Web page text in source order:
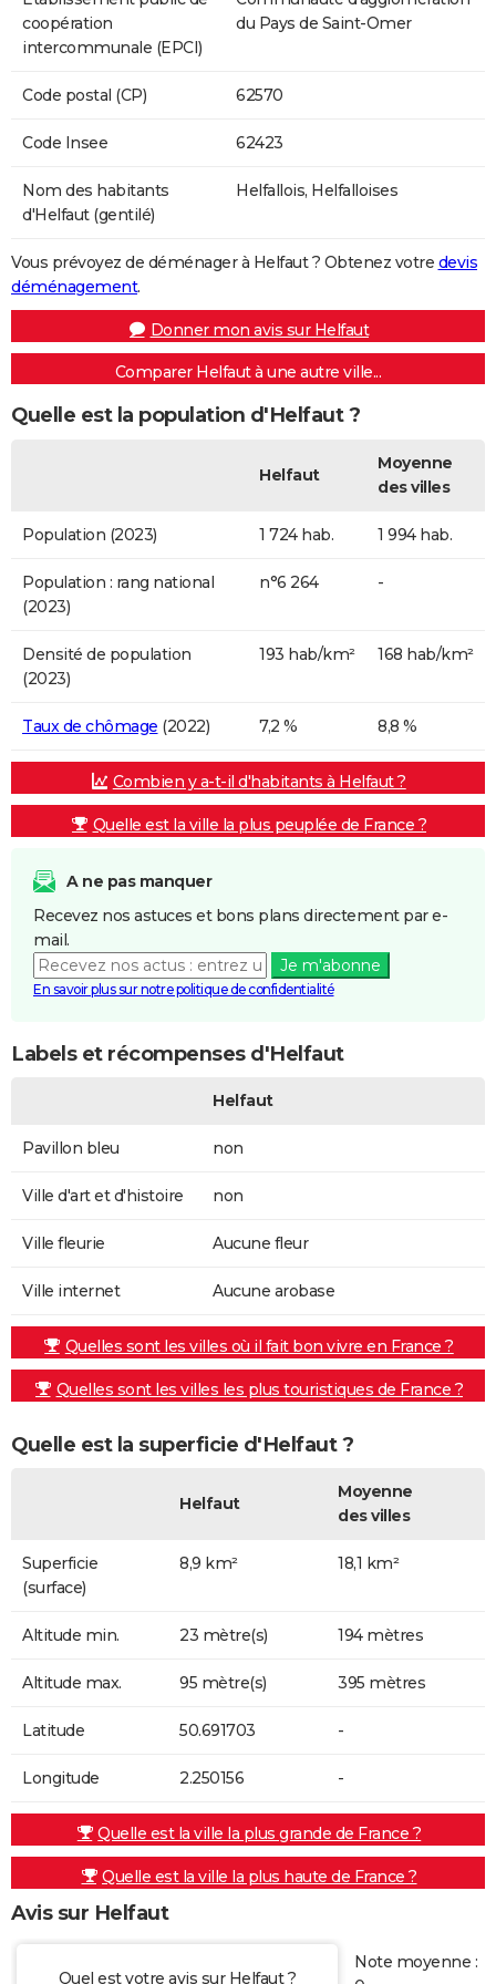
coopération
intercommunale (EPCI)
du Pays de Saint-Omer
Code postal (CP) 62570
Code Insee 62423
Nom des habitants
d'Helfaut (gentilé)
Helfallois, Helfalloises
Vous prévoyez de déménager à Helfaut ? Obtenez votre devis
déménagement.
Donner mon avis sur Helfaut
Comparer Helfaut à une autre ville...
Quelle est la population d'Helfaut ?
Helfaut
Moyenne
des villes
Population (2023) 1 724 hab. 1 994 hab.
Population : rang national
(2023)
n°6 264 -
Densité de population
(2023)
193 hab/km² 168 hab/km²
Taux de chômage (2022) 7,2 % 8,8 %
Combien y a-t-il d'habitants à Helfaut ?
Quelle est la ville la plus peuplée de France ?
A ne pas manquer
Recevez nos astuces et bons plans directement par e-
mail.
Je m'abonne
En savoir plus sur notre politique de confidentialité
Labels et récompenses d'Helfaut
Helfaut
Pavillon bleu non
Ville d'art et d'histoire non
Ville fleurie Aucune fleur
Ville internet Aucune arobase
Quelles sont les villes où il fait bon vivre en France ?
Quelles sont les villes les plus touristiques de France ?
Quelle est la superficie d'Helfaut ?
Helfaut
Moyenne
des villes
Superficie
(surface)
8,9 km² 18,1 km²
Altitude min. 23 mètre(s) 194 mètres
Altitude max. 95 mètre(s) 395 mètres
Latitude 50.691703 -
Longitude 2.250156 -
Quelle est la ville la plus grande de France ?
Quelle est la ville la plus haute de France ?
Avis sur Helfaut
Quel est votre avis sur Helfaut ?
Note moyenne :